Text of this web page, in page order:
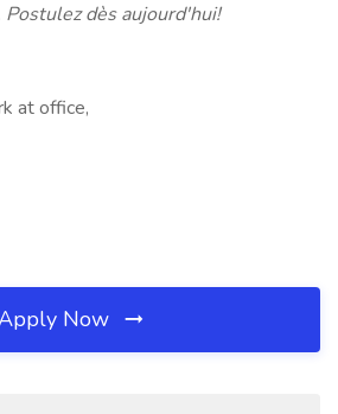
dès aujourd'hui!
at office,
Now